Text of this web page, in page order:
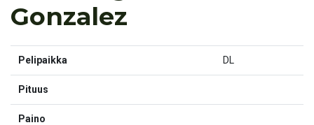
Gonzalez
Pelipaikka DL
Pituus
Paino